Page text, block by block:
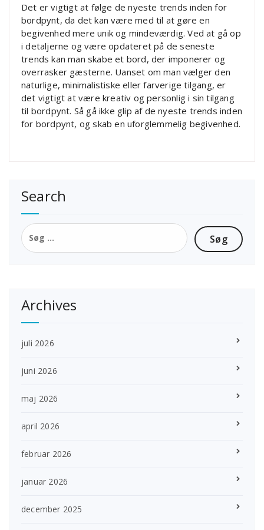
Det er vigtigt at følge de nyeste trends inden for
bordpynt, da det kan være med til at gøre en
begivenhed mere unik og mindeværdig. Ved at gå op
i detaljerne og være opdateret på de seneste
trends kan man skabe et bord, der imponerer og
overrasker gæsterne. Uanset om man vælger den
naturlige, minimalistiske eller farverige tilgang, er
det vigtigt at være kreativ og personlig i sin tilgang
til bordpynt. Så gå ikke glip af de nyeste trends inden
for bordpynt, og skab en uforglemmelig begivenhed.
Search
Søg
efter:
Archives
juli 2026
juni 2026
maj 2026
april 2026
februar 2026
januar 2026
december 2025